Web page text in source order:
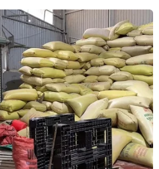
XÃ VIỆT NAM
DUẨN
THỊ TÁM, KHÚC THANH
Quy định sử dụng
Hỗ trợ
TTXVN